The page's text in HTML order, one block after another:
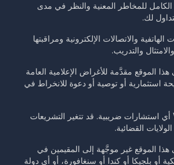
للمخاطر المعنية والنظر في مدى
لك.
والاتصالات الإلكترونية ومراقبتها
والتدريب.
الموقع مقدَّمة للأغراض الإعلامية العامة
استثمارية أو توصية أو دعوة للانخراط في
لا تقدّم VCG Markets أي استشارات ضريبية. قد تتغير التشريعات
القضائية.
هذا الموقع غير موجَّهة إلى المقيمين في
أو بلجيكا أو كندا أو سنغافورة، أو أي دولة